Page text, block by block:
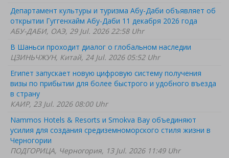
Департамент культуры и туризма Абу-Даби объявляет об
открытии Гуггенхайм Абу-Даби 11 декабря 2026 года
АБУ-ДАБИ, ОАЭ, 29 Jul. 2026 22:58 Uhr
В Шаньси проходит диалог о глобальном наследии
ЦЗИНЬЧЖУН, Китай, 24 Jul. 2026 05:52 Uhr
Египет запускает новую цифровую систему получения
визы по прибытии для более быстрого и удобного въезда
в страну
КАИР, 23 Jul. 2026 08:00 Uhr
Nammos Hotels & Resorts и Smokva Bay объединяют
усилия для создания средиземноморского стиля жизни в
Черногории
ПОДГОРИЦА, Черногория, 13 Jul. 2026 11:49 Uhr